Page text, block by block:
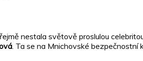
nestala světově proslulou
. Ta se na Mnichovské